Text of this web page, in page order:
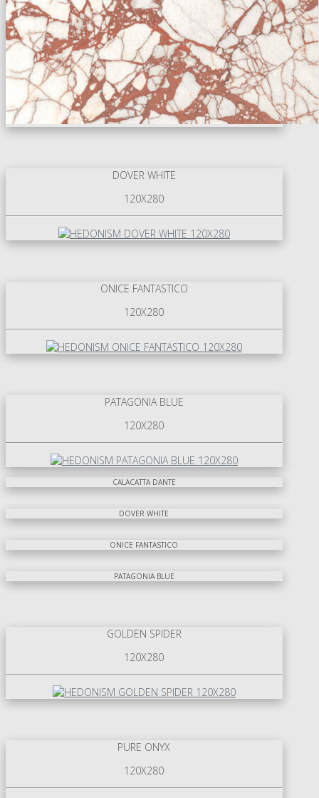
DOVER WHITE
120X280
ONICE FANTASTICO
120X280
PATAGONIA BLUE
120X280
CALACATTA DANTE
DOVER WHITE
ONICE FANTASTICO
PATAGONIA BLUE
GOLDEN SPIDER
120X280
PURE ONYX
120X280